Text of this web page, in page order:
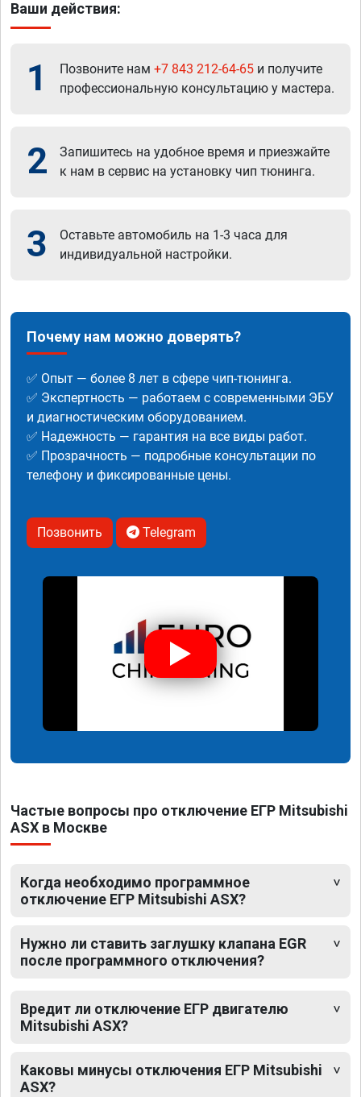
Ваши действия:
1 Позвоните нам +7 843 212-64-65 и получите
профессиональную консультацию у мастера.
2
Запишитесь на удобное время и приезжайте
к нам в сервис на установку чип тюнинга.
3
Оставьте автомобиль на 1-3 часа для
индивидуальной настройки.
Почему нам можно доверять?
✅ Опыт — более 8 лет в сфере чип-тюнинга.
✅ Экспертность — работаем с современными ЭБУ
и диагностическим оборудованием.
✅ Надежность — гарантия на все виды работ.
✅ Прозрачность — подробные консультации по
телефону и фиксированные цены.
Позвонить Telegram
Частые вопросы про отключение ЕГР Mitsubishi
ASX в Москве
Когда необходимо программное
отключение ЕГР Mitsubishi ASX?
Нужно ли ставить заглушку клапана EGR
после программного отключения?
Вредит ли отключение ЕГР двигателю
Mitsubishi ASX?
Каковы минусы отключения ЕГР Mitsubishi
ASX?